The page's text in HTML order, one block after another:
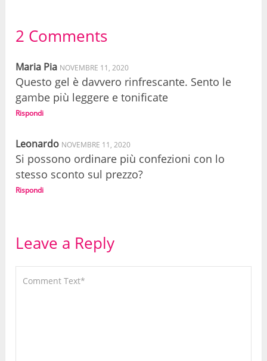
2 Comments
Maria Pia NOVEMBRE 11, 2020
Questo gel è davvero rinfrescante. Sento le
gambe più leggere e tonificate
Rispondi
Leonardo NOVEMBRE 11, 2020
Si possono ordinare più confezioni con lo
stesso sconto sul prezzo?
Rispondi
Leave a Reply